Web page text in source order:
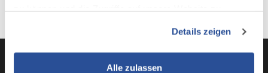
Verwendung unserer Website an unsere Partner für
soziale Medien, Werbung und Analysen weiter. Unsere
Partner führen diese Informationen möglicherweise mit
Details zeigen
Alle zulassen